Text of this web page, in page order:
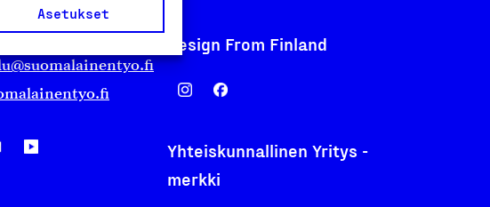
Asetukset
Design From Finland
Yhteiskunnallinen Yritys -
merkki